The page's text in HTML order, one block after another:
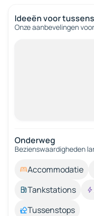
Ideeën voor
Onze aanbevelingen
Onderweg
Bezienswaardigheden
Accommodatie
Tankstations
Tussenstops